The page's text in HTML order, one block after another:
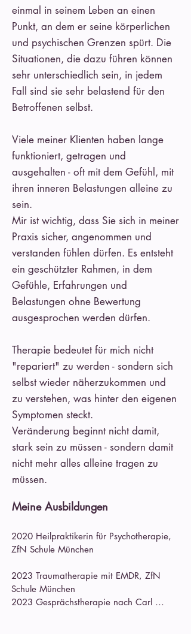
einmal in seinem Leben an einen
Punkt, an dem er seine körperlichen
und psychischen Grenzen spürt. Die
Situationen, die dazu führen können
sehr unterschiedlich sein, in jedem
Fall sind sie sehr belastend für den
Betroffenen selbst.
Viele meiner Klienten haben lange
funktioniert, getragen und
ausgehalten - oft mit dem Gefühl, mit
ihren inneren Belastungen alleine zu
sein.
Mir ist wichtig, dass Sie sich in meiner
Praxis sicher, angenommen und
verstanden fühlen dürfen. Es entsteht
ein geschützter Rahmen, in dem
Gefühle, Erfahrungen und
Belastungen ohne Bewertung
ausgesprochen werden dürfen.
Therapie bedeutet für mich nicht
"repariert" zu werden - sondern sich
selbst wieder näherzukommen und
zu verstehen, was hinter den eigenen
Symptomen steckt.
Veränderung beginnt nicht damit,
stark sein zu müssen - sondern damit
nicht mehr alles alleine tragen zu
müssen.
Meine Ausbildungen
2020 Heilpraktikerin für Psychotherapie,
ZfN Schule München
2023 Traumatherapie mit EMDR, ZfN
Schule München
2023 Gesprächstherapie nach Carl